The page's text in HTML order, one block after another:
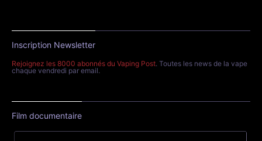
Inscription Newsletter
Rejoignez les 8000 abonnés du Vaping Post. Toutes les news de la vape
chaque vendredi par email.
Film documentaire